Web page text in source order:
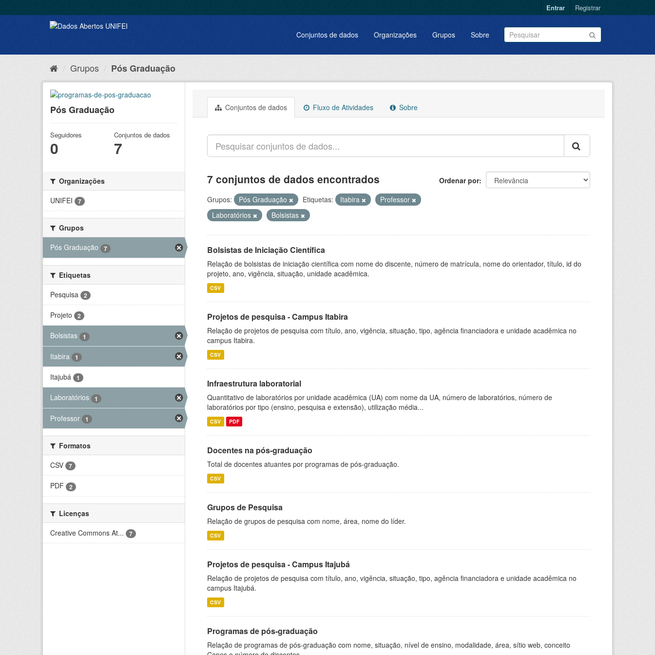
Entrar Registrar
Conjuntos de dados Organizações Grupos Sobre
Grupos Pós Graduação
Pós Graduação
Seguidores
0
Conjuntos de dados
7
Organizações
UNIFEI
7
Grupos
Pós Graduação
7
Etiquetas
Pesquisa
2
Projeto 2
Bolsistas 1
Itabira 1
Itajubá 1
Laboratórios 1
Professor 1
Formatos
CSV
7
PDF 2
Licenças
Creative Commons At...
7
Conjuntos de dados Fluxo de Atividades Sobre
Ordenar por
7 conjuntos de dados encontrados
Grupos: Pós Graduação Etiquetas: Itabira
Professor
Laboratórios
Bolsistas
Bolsistas de Iniciação Científica
Relação de bolsistas de iniciação científica com nome do discente, número de matrícula, nome do orientador, título, id do
projeto, ano, vigência, situação, unidade acadêmica.
CSV
Projetos de pesquisa - Campus Itabira
Relação de projetos de pesquisa com título, ano, vigência, situação, tipo, agência financiadora e unidade acadêmica no
campus Itabira.
CSV
Infraestrutura laboratorial
Quantitativo de laboratórios por unidade acadêmica (UA) com nome da UA, número de laboratórios, número de
laboratórios por tipo (ensino, pesquisa e extensão), utilização média...
CSV PDF
Docentes na pós-graduação
Total de docentes atuantes por programas de pós-graduação.
CSV
Grupos de Pesquisa
Relação de grupos de pesquisa com nome, área, nome do líder.
CSV
Projetos de pesquisa - Campus Itajubá
Relação de projetos de pesquisa com título, ano, vigência, situação, tipo, agência financiadora e unidade acadêmica no
campus Itajubá.
CSV
Programas de pós-graduação
Relação de programas de pós-graduação com nome, situação, nível de ensino, modalidade, área, sítio web, conceito